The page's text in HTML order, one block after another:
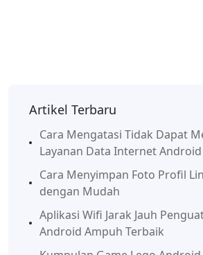
Artikel Terbaru
Cara Mengatasi Tidak Dapat
Layanan Data Internet Android
Cara Menyimpan Foto Profil
dengan Mudah
Aplikasi Wifi Jarak Jauh
Android Ampuh Terbaik